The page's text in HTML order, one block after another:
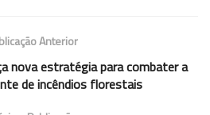
Anterior
nova estratégia para combater a
de incêndios florestais